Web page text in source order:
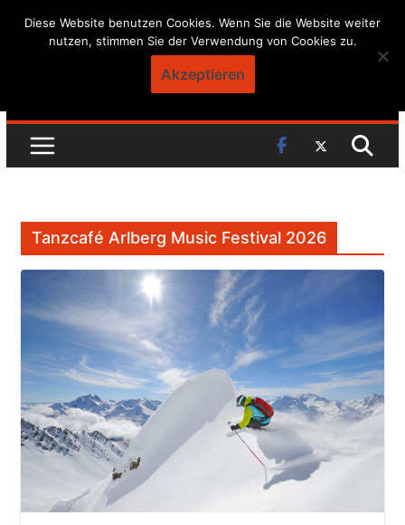
Skip
Tanzcafé Arlberg Music Festival 2026
Diese Website benutzen Cookies. Wenn Sie die Website weiter
nutzen, stimmen Sie der Verwendung von Cookies zu.
Akzeptieren